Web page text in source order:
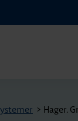
> Hager.